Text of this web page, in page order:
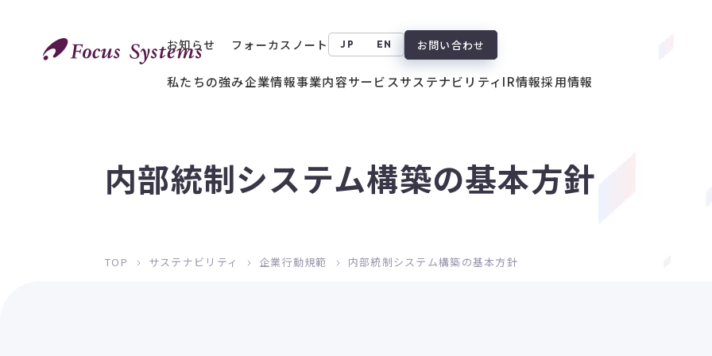
お知らせ フォーカスノート JP EN お問い合わせ
私たちの強み企業情報事業内容サービスサステナビリティ IR情報採用情報
内部統制システム構築の基本方針
TOP サステナビリティ 企業行動規範 内部統制システム構築の基本方針